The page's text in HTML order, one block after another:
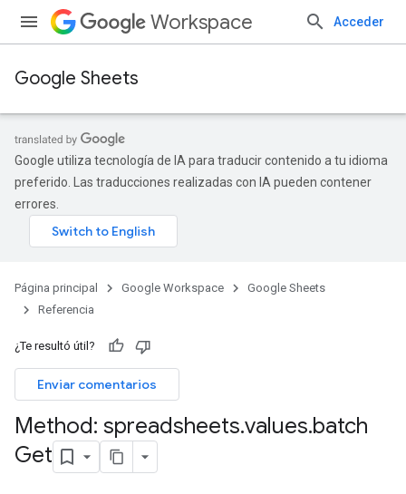
Workspace Acceder
Google Sheets
Google utiliza tecnología de IA para traducir contenido a tu idioma
preferido. Las traducciones realizadas con IA pueden contener
errores.
Página principal Google Workspace
Google Sheets
Referencia
¿Te resultó útil?
Enviar comentarios
Method: spreadsheets.values.batch
Get